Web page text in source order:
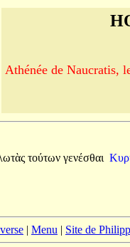
Athénée de Naucratis,
τούτων γενέσθαι
| Menu | Site de